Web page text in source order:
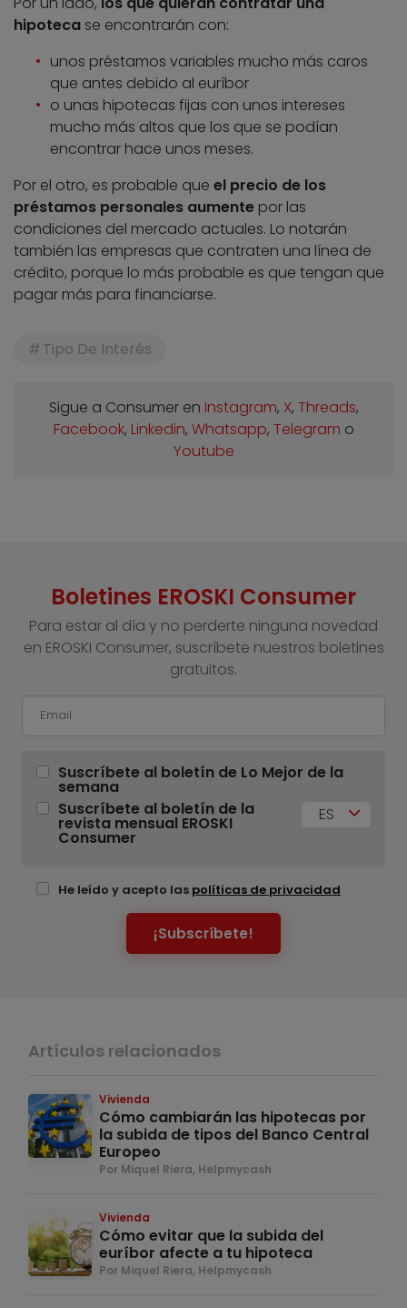
hipoteca se encontrarán con:
unos préstamos variables mucho más caros
que antes debido al euríbor
o unas hipotecas fijas con unos intereses
mucho más altos que los que se podían
encontrar hace unos meses.
Por el otro, es probable que el precio de los
préstamos personales aumente por las
condiciones del mercado actuales. Lo notarán
también las empresas que contraten una línea de
crédito, porque lo más probable es que tengan que
pagar más para financiarse.
Tipo De Interés
Sigue a Consumer en Instagram, X, Threads,
Facebook, Linkedin, Whatsapp, Telegram o
Youtube
Boletines EROSKI Consumer
Para estar al día y no perderte ninguna novedad
en EROSKI Consumer, suscríbete nuestros boletines
gratuitos.
Suscríbete al boletín de Lo Mejor de la
semana
Suscríbete al boletín de la
revista mensual EROSKI
Consumer
ES
He leído y acepto las políticas de privacidad
¡Subscríbete!
Artículos relacionados
Vivienda
Cómo cambiarán las hipotecas por
la subida de tipos del Banco Central
Europeo
Por Miquel Riera, Helpmycash
Vivienda
Cómo evitar que la subida del
euríbor afecte a tu hipoteca
Por Miquel Riera, Helpmycash